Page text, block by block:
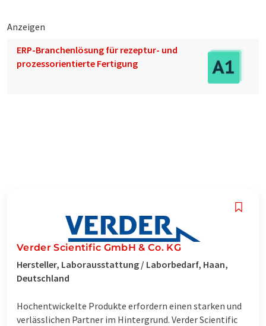
Anzeigen
ERP-Branchenlösung für rezeptur- und
prozessorientierte Fertigung
Verder Scientific GmbH & Co. KG
Hersteller, Laborausstattung / Laborbedarf, Haan,
Deutschland
Hochentwickelte Produkte erfordern einen starken und
verlässlichen Partner im Hintergrund. Verder Scientific